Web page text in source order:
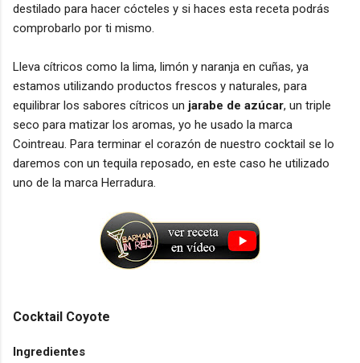
destilado para hacer cócteles y si haces esta receta podrás
comprobarlo por ti mismo.
Lleva cítricos como la lima, limón y naranja en cuñas, ya
estamos utilizando productos frescos y naturales, para
equilibrar los sabores cítricos un jarabe de azúcar, un triple
seco para matizar los aromas, yo he usado la marca
Cointreau. Para terminar el corazón de nuestro cocktail se lo
daremos con un tequila reposado, en este caso he utilizado
uno de la marca Herradura.
Cocktail Coyote
Ingredientes